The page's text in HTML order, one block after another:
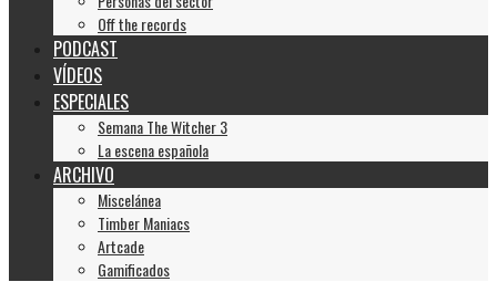
Off the records
PODCAST
VÍDEOS
ESPECIALES
Semana The Witcher 3
La escena española
ARCHIVO
Miscelánea
Timber Maniacs
Artcade
Gamificados